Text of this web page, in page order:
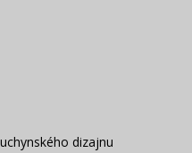
dizajnu